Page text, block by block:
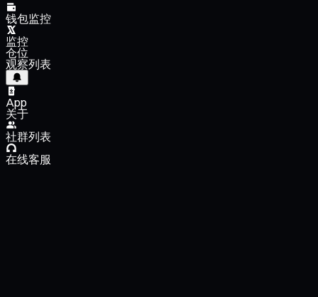
钱包监控
监控
仓位
观察列表
App
关于
社群列表
在线客服